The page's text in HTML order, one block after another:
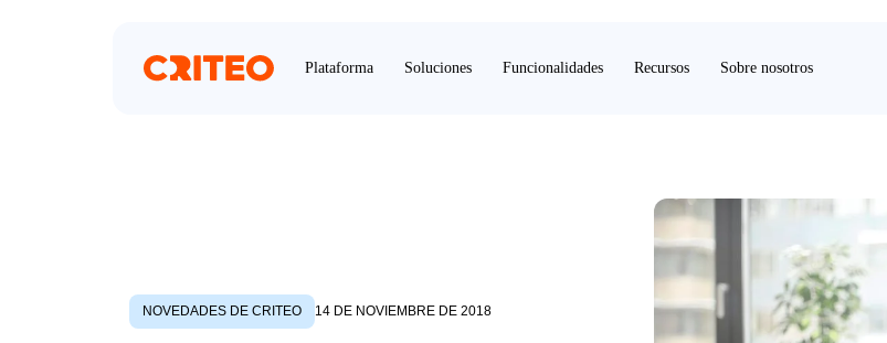
Plataforma Soluciones Funcionalidades Recursos Sobre nosotros
NOVEDADES DE CRITEO 14 DE NOVIEMBRE DE 2018